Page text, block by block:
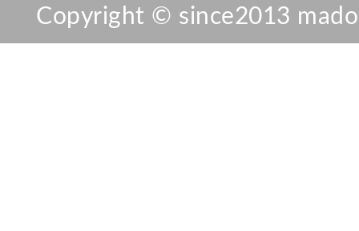
Copyright © since2013